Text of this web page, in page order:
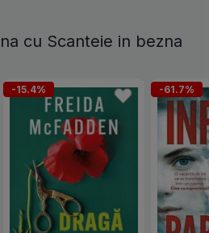
cu Scanteie in bezna
-15.4% -61.7%